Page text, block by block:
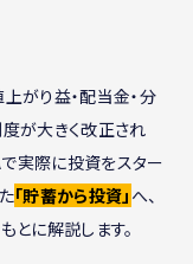
がり益・配当金・分
が大きく改正され
で実際に投資をスター
「貯蓄から投資」 へ、
とに解説します。